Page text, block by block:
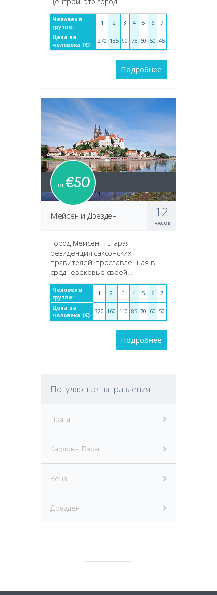
Человек в
группе:
1 2 3 4 5 6
7
Цена за
человека (€)
270 135 90 75 60 50 45
Подробнее
от €50
12
ЧАСОВ
Мейсен и Дрезден
Город Мейсен – старая
резиденция саксонских
правителей, прославленная в
средневековье своей…
Человек в
группе:
1 2 3 4 5 6
7
Цена за
человека (€)
320 160 110 85 70 60 50
Подробнее
Популярные направления
Прага
Карловы Вары
Вена
Дрезден